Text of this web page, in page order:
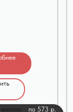
по 573 р.